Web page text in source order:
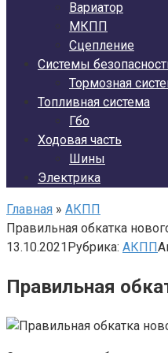
Вариатор
МКПП
Сцепление
Системы
Тормозная
Топливная система
Гбо
Ходовая часть
Шины
Электрика
Главная » АКПП
Правильная обкатка
13.10.2021Рубрика: АКПП
Правильная